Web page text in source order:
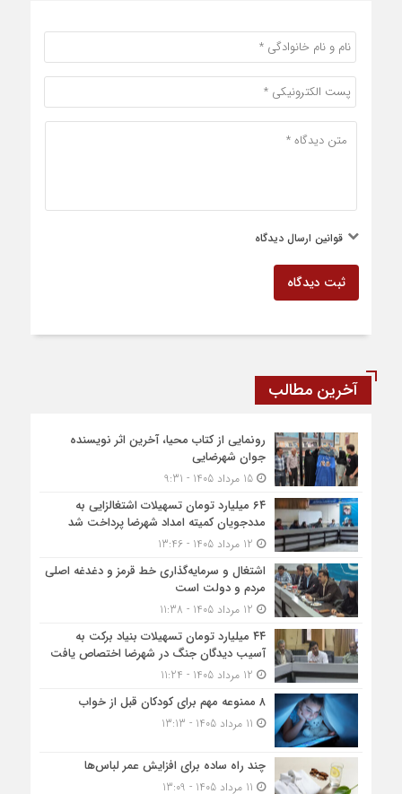
قوانین ارسال دیدگاه
ثبت دیدگاه
آخرین مطالب
رونمایی از کتاب محیا، آخرین اثر نویسنده
جوان شهرضایی
15 مرداد 1405 - 9:31
۶۴ میلیارد تومان تسهیلات اشتغالزایی به
مددجویان کمیته امداد شهرضا پرداخت شد
اشتغال و سرمایه‌گذاری خط قرمز و دغدغه اصلی
مردم و دولت است
۴۴ میلیارد تومان تسهیلات بنیاد برکت به
آسیب دیدگان جنگ در شهرضا اختصاص یافت
۸ ممنوعه مهم برای کودکان قبل از خواب
چند راه ساده برای افزایش عمر لباس‌ها